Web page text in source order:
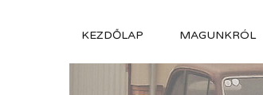
KEZDŐLAP MAGUNKRÓL